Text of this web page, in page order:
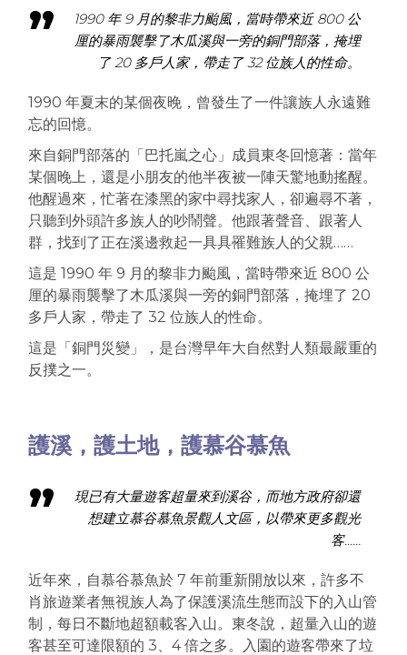
1990 年 9 月的黎非力颱風，當時帶來近 800 公
厘的暴雨襲擊了木瓜溪與一旁的銅門部落，掩埋
了 20 多戶人家，帶走了 32 位族人的性命。
1990 年夏末的某個夜晚，曾發生了一件讓族人永遠難
忘的回憶。
來自銅門部落的「巴托嵐之心」成員東冬回憶著：當年
某個晚上，還是小朋友的他半夜被一陣天驚地動搖醒。
他醒過來，忙著在漆黑的家中尋找家人，卻遍尋不著，
只聽到外頭許多族人的吵鬧聲。他跟著聲音、跟著人
群，找到了正在溪邊救起一具具罹難族人的父親……
這是 1990 年 9 月的黎非力颱風，當時帶來近 800 公
厘的暴雨襲擊了木瓜溪與一旁的銅門部落，掩埋了 20
多戶人家，帶走了 32 位族人的性命。
這是「銅門災變」，是台灣早年大自然對人類最嚴重的
反撲之一。
護溪，護土地，護慕谷慕魚
現已有大量遊客超量來到溪谷，而地方政府卻還
想建立慕谷慕魚景觀人文區，以帶來更多觀光
客……
近年來，自慕谷慕魚於 7 年前重新開放以來，許多不
肖旅遊業者無視族人為了保護溪流生態而設下的入山管
制，每日不斷地超額載客入山。東冬說，超量入山的遊
客甚至可達限額的 3、4 倍之多。入園的遊客帶來了垃